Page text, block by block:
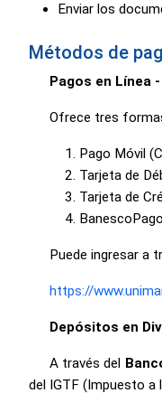
Enviar los
Métodos de
Pagos en Línea
Ofrece tres
Pago Móvil
Tarjeta de
Tarjeta de
Puede ingresar a
https://
Depósitos en
A través del
del IGTF (Impuesto a